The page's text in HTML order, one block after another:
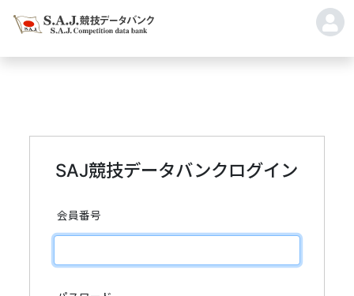
SAJ競技データバンクログイン
会員番号